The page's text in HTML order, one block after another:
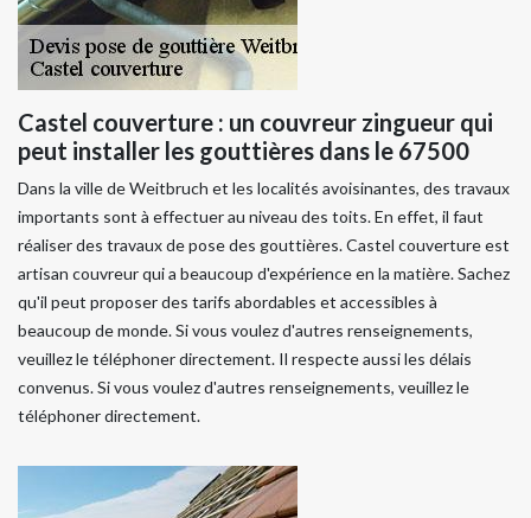
Castel couverture : un couvreur zingueur qui
peut installer les gouttières dans le 67500
Dans la ville de Weitbruch et les localités avoisinantes, des travaux
importants sont à effectuer au niveau des toits. En effet, il faut
réaliser des travaux de pose des gouttières. Castel couverture est
artisan couvreur qui a beaucoup d'expérience en la matière. Sachez
qu'il peut proposer des tarifs abordables et accessibles à
beaucoup de monde. Si vous voulez d'autres renseignements,
veuillez le téléphoner directement. Il respecte aussi les délais
convenus. Si vous voulez d'autres renseignements, veuillez le
téléphoner directement.